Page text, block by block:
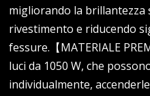
migliorando la brillantezza
rivestimento e riducendo
fessure.【MATERIALE
luci da 1050 W, che
individualmente,